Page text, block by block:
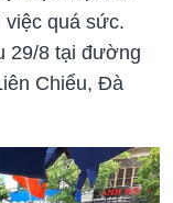
việc quá sức.
29/8 tại đường
Chiểu, Đà